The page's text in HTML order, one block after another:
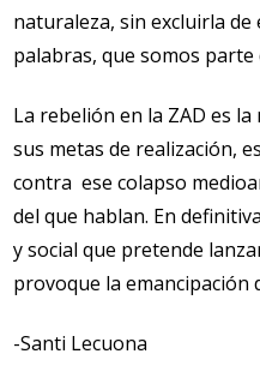
naturaleza, sin excluirla
palabras, que somos parte
La rebelión en la ZAD es
sus metas de realización,
contra ese colapso
del que hablan. En
y social que pretende
provoque la emancipación
-Santi Lecuona